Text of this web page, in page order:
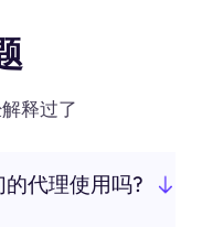
释过了
代理使用吗?